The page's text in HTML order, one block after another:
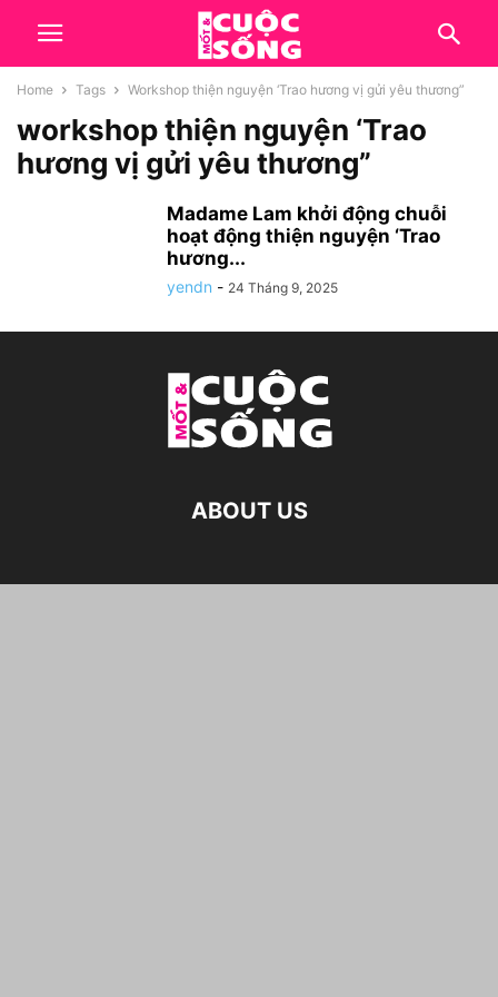
Home Tags Workshop thiện nguyện ‘Trao hương vị gửi yêu thương”
workshop thiện nguyện ‘Trao
hương vị gửi yêu thương”
Madame Lam khởi động chuỗi
hoạt động thiện nguyện ‘Trao
hương...
yendn - 24 Tháng 9, 2025
ABOUT US